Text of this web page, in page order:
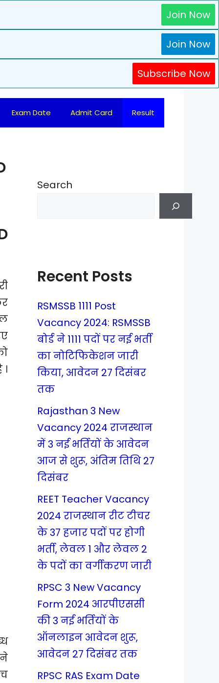
Join Now
Join Now
Subscribe Now
Exam Date Admit Card Result
Search
Recent Posts
RSMSSB 1111 Post
Vacancy 2024: RSMSSB
बोर्ड ने 1111 पदों पर नई भर्ती
का नोटिफिकेशन जारी
किया, आवेदन 27 दिसंबर
तक
Rajasthan 3 New
Vacancy 2024 राजस्थान
में 3 नई भर्तियों के आवेदन
आज से शुरू, अंतिम तिथि 27
दिसंबर
REET Teacher Vacancy
2024 राजस्थान रीट टीचर
के 37 हजार पदों पर होगी
भर्ती, लेवल 1 और लेवल 2
के पदों का वर्गीकरण जारी
RPSC 3 New Vacancy
Form 2024 आरपीएससी
की 3 नई भर्तियों के
ऑनलाइन आवेदन शुरू,
आवेदन 27 दिसंबर तक
RPSC RAS Exam Date